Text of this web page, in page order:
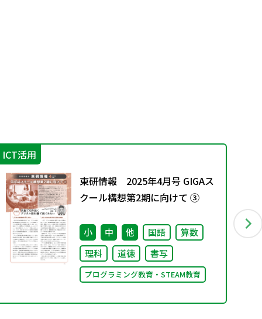
ICT活用
東研情報 2025年4月号 GIGAス
クール構想第2期に向けて ③
小 中 他 国語
算数
理科
道徳 書写
プログラミング教育・STEAM教育